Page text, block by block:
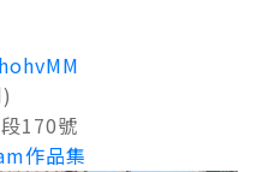
170號
作品集